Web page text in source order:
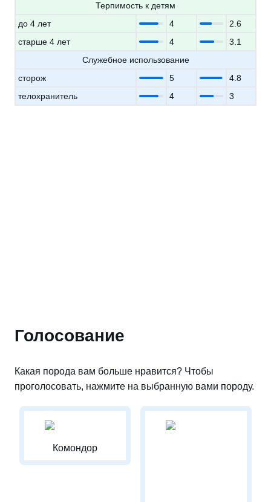
Терпимость к детям
до 4 лет
4
2.6
старше 4 лет
4
3.1
Служебное использование
сторож
5
4.8
телохранитель
4 3
Голосование
Какая порода вам больше нравится? Чтобы
проголосовать, нажмите на выбранную вами породу.
Комондор